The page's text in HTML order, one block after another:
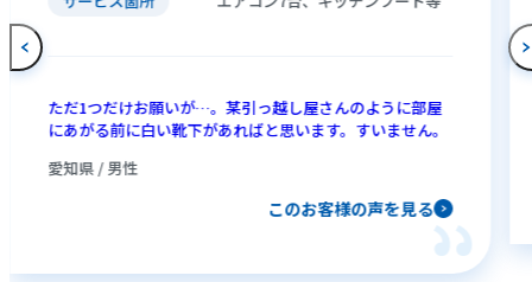
ただ1つだけお願いが…。某引っ越し屋さんのように部屋
にあがる前に白い靴下があればと思います。すいません。
愛知県 / 男性
このお客様の声を見る